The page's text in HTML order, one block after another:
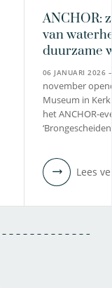
ANCHOR:
van
duurzame
06 JANUARI
november
Museum in
het ANCHOR-
Lees